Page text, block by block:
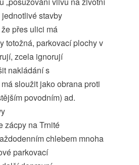
jednotlivé stavby
přes ulici má
totožná, parkovací plochy v
zcela ignorují
nakládání s
sloužit jako obrana proti
povodním) ad.
zácpy na Trnité
chlebem mnoha
parkovací